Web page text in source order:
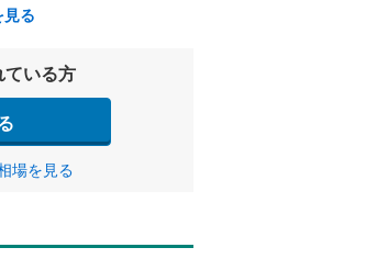
る
ている方
場を見る